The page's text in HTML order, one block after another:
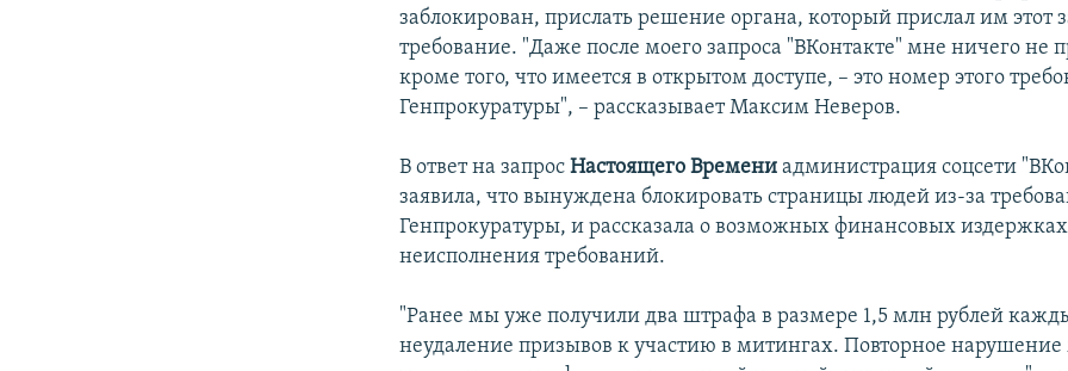
заблокирован, прислать решение органа, который прислал им этот
требование. "Даже после моего запроса "ВКонтакте" мне ничего не
кроме того, что имеется в открытом доступе, – это номер этого
Генпрокуратуры", – рассказывает Максим Неверов.
В ответ на запросНастоящего Времени администрация соцсети
заявила, что вынуждена блокировать страницы людей из-за
Генпрокуратуры, и рассказала о возможных финансовых издержках
неисполнения требований.
"Ранее мы уже получили два штрафа в размере 1,5 млн рублей
неудаление призывов к участию в митингах. Повторное